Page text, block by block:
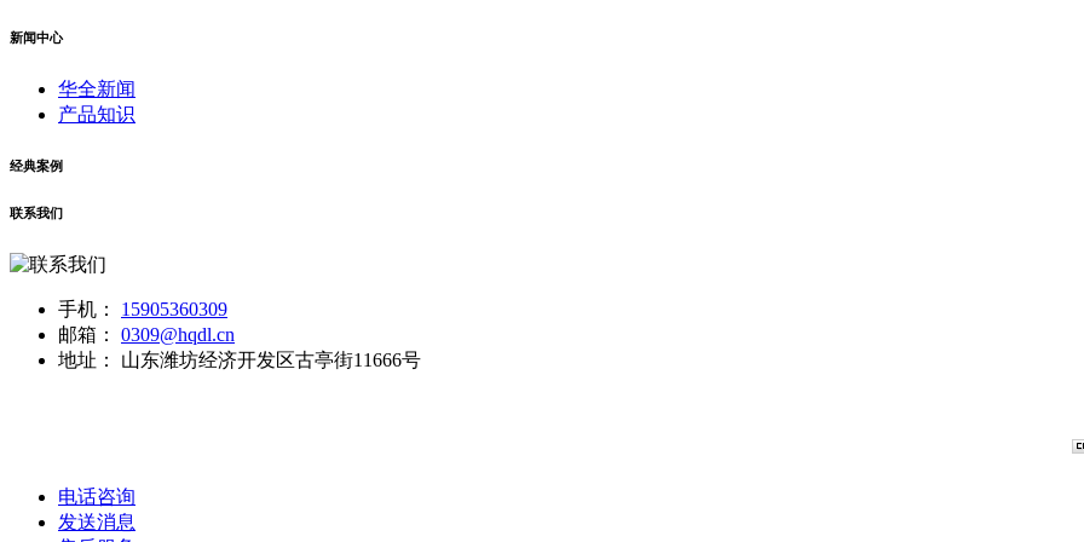
新闻中心
华全新闻
产品知识
经典案例
联系我们
手机：
15905360309
邮箱：
0309@hqdl.cn
地址：
山东潍坊经济开发区古亭街11666号
电话咨询
发送消息